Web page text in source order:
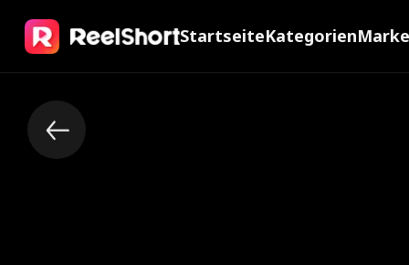
StartseiteKategorienMarke